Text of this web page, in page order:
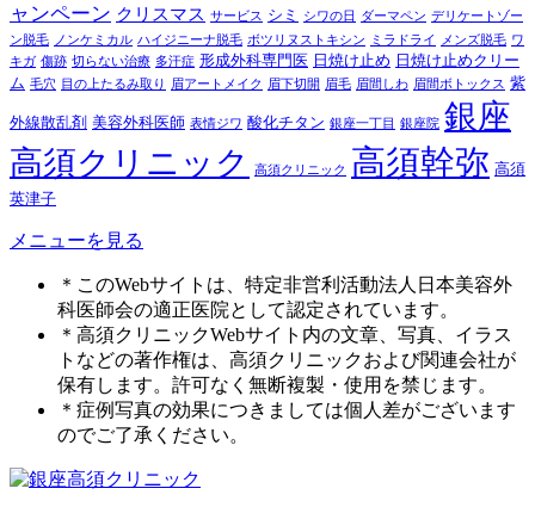
ャンペーン クリスマス サービス シミ シワの日 ダーマペン デリケートゾー
ン脱毛
ノンケミカル ハイジニーナ脱毛 ボツリヌストキシン ミラドライ メンズ脱毛 ワ
キガ 傷跡 切らない治療 多汗症 形成外科専門医 日焼け止め 日焼け止めクリー
ム 毛穴 目の上たるみ取り 眉アートメイク 眉下切開 眉毛 眉間しわ 眉間ボトックス 紫
外線散乱剤 美容外科医師 表情ジワ 酸化チタン 銀座一丁目 銀座院 銀座
高須クリニック
高須クリニック 高須幹弥 高須
英津子
メニューを見る
＊このWebサイトは、特定非営利活動法人日本美容外
科医師会の適正医院として認定されています。
＊高須クリニックWebサイト内の文章、写真、イラス
トなどの著作権は、高須クリニックおよび関連会社が
保有します。許可なく無断複製・使用を禁じます。
＊症例写真の効果につきましては個人差がございます
のでご了承ください。